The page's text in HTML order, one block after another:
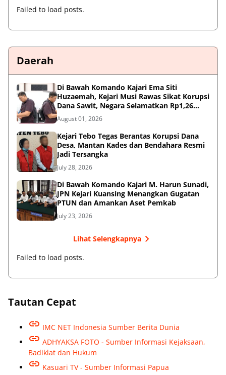
Failed to load posts.
Daerah
Di Bawah Komando Kajari Ema Siti
Huzaemah, Kejari Musi Rawas Sikat Korupsi
Dana Sawit, Negara Selamatkan Rp1,26
Miliar
August 01, 2026
Kejari Tebo Tegas Berantas Korupsi Dana
Desa, Mantan Kades dan Bendahara Resmi
Jadi Tersangka
July 28, 2026
Di Bawah Komando Kajari M. Harun Sunadi,
JPN Kejari Kuansing Menangkan Gugatan
PTUN dan Amankan Aset Pemkab
July 23, 2026
Lihat Selengkapnya
Failed to load posts.
Tautan Cepat
IMC NET Indonesia Sumber Berita Dunia
ADHYAKSA FOTO - Sumber Informasi Kejaksaan,
Badiklat dan Hukum
Kasuari TV - Sumber Informasi Papua